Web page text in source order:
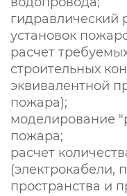
гидравлический
установок
расчет
строительных
эквивалентной
пожара);
моделирование
пожара;
расчет
(электрокабели,
пространства и